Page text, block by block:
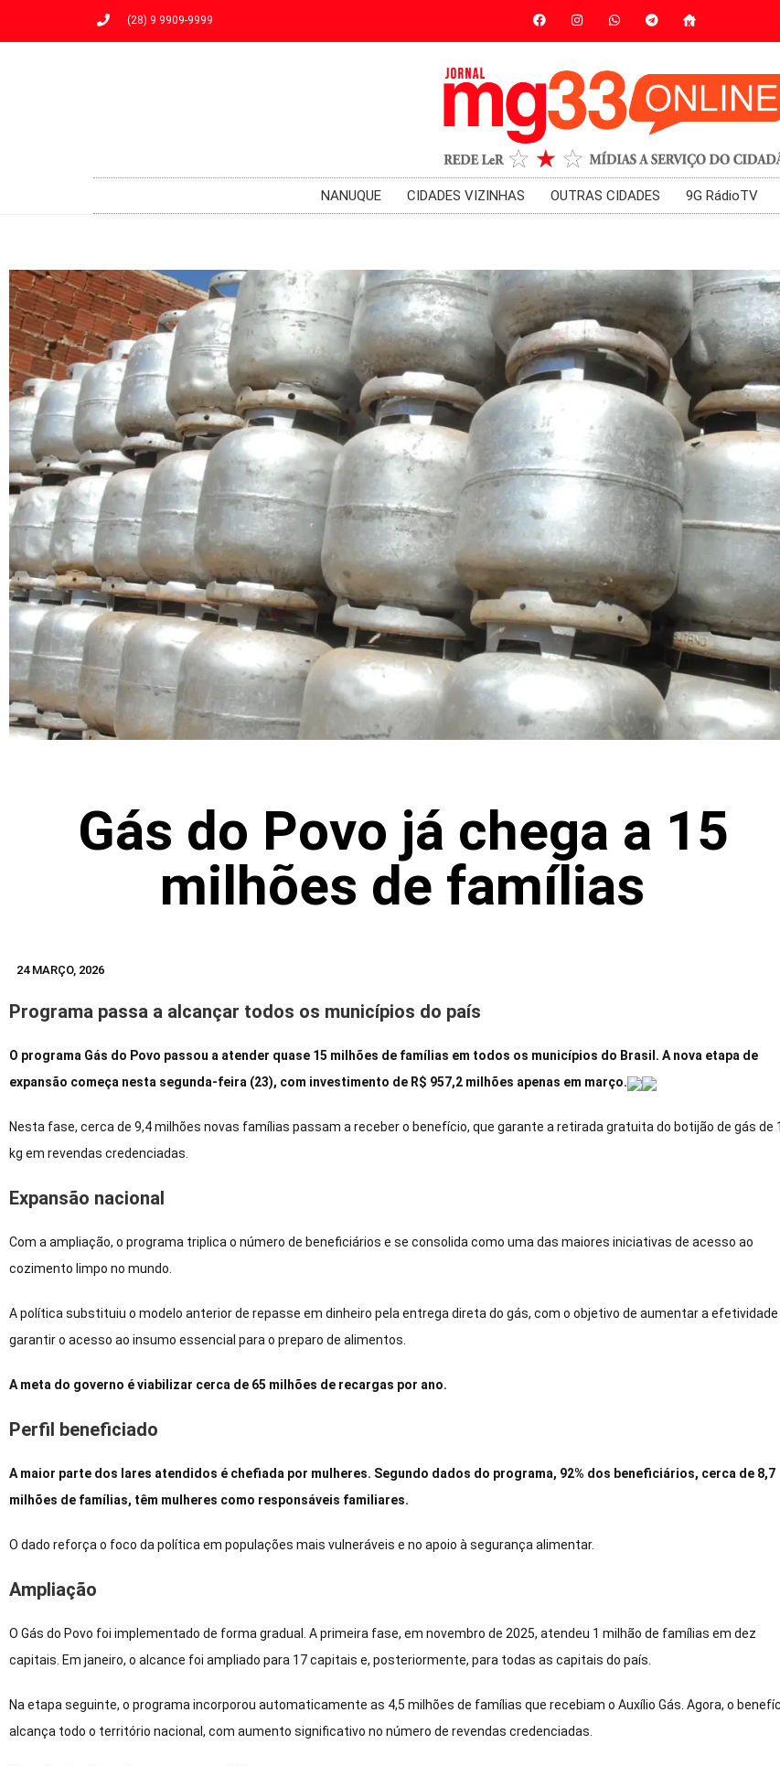
(28) 9 9909-9999
NANUQUE CIDADES VIZINHAS OUTRAS CIDADES 9G RádioTV
Gás do Povo já chega a 15
milhões de famílias
24 MARÇO, 2026
Programa passa a alcançar todos os municípios do país
O programa Gás do Povo passou a atender quase 15 milhões de famílias em todos os municípios do Brasil. A nova etapa de
expansão começa nesta segunda-feira (23), com investimento de R$ 957,2 milhões apenas em março.
Nesta fase, cerca de 9,4 milhões novas famílias passam a receber o benefício, que garante a retirada gratuita do botijão de gás de
kg em revendas credenciadas.
Expansão nacional
Com a ampliação, o programa triplica o número de beneficiários e se consolida como uma das maiores iniciativas de acesso ao
cozimento limpo no mundo.
A política substituiu o modelo anterior de repasse em dinheiro pela entrega direta do gás, com o objetivo de aumentar a efetividade
garantir o acesso ao insumo essencial para o preparo de alimentos.
A meta do governo é viabilizar cerca de 65 milhões de recargas por ano.
Perfil beneficiado
A maior parte dos lares atendidos é chefiada por mulheres. Segundo dados do programa, 92% dos beneficiários, cerca de 8,7
milhões de famílias, têm mulheres como responsáveis familiares.
O dado reforça o foco da política em populações mais vulneráveis e no apoio à segurança alimentar.
Ampliação
O Gás do Povo foi implementado de forma gradual. A primeira fase, em novembro de 2025, atendeu 1 milhão de famílias em dez
capitais. Em janeiro, o alcance foi ampliado para 17 capitais e, posteriormente, para todas as capitais do país.
Na etapa seguinte, o programa incorporou automaticamente as 4,5 milhões de famílias que recebiam o Auxílio Gás. Agora, o
alcança todo o território nacional, com aumento significativo no número de revendas credenciadas.